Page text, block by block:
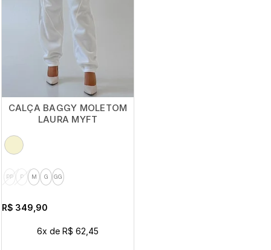
CALÇA BAGGY MOLETOM
LAURA MYFT
PP P M G GG
R$ 349,90
6x de R$ 62,45